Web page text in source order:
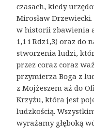
czasach, kiedy
Mirosław
w historii zbawienia
1,1 i Rdz1,3) oraz do
stworzenia ludzi,
przez coraz coraz
przymierza Boga z
z Mojżeszem aż do
Krzyżu, która jest
ludzkością.
wyrażamy głęboką